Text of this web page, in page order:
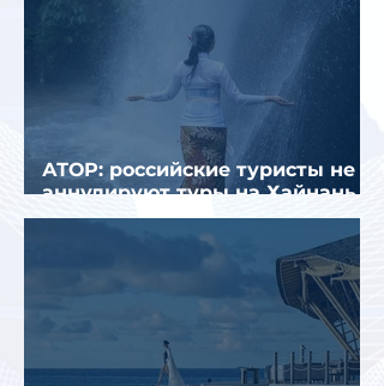
АТОР: российские туристы не
аннулируют туры на Хайнань
из-за тайфуна «Дельфин»